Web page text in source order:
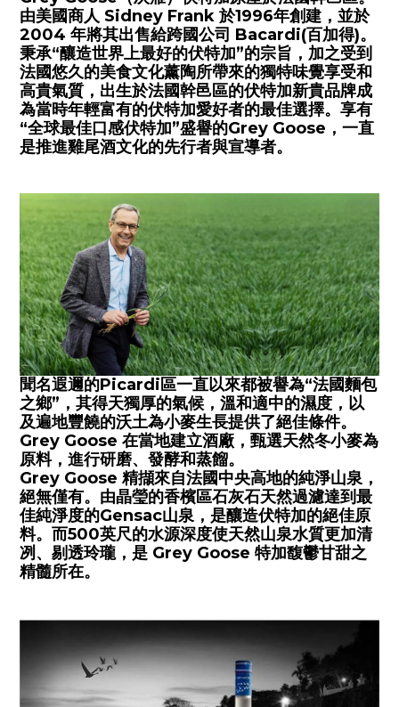
由美國商人 Sidney Frank 於1996年創建，並於
2004 年將其出售給跨國公司 Bacardi(百加得)。
秉承“釀造世界上最好的伏特加”的宗旨，加之受到
法國悠久的美食文化薰陶所帶來的獨特味覺享受和
高貴氣質，出生於法國幹邑區的伏特加新貴品牌成
為當時年輕富有的伏特加愛好者的最佳選擇。享有
“全球最佳口感伏特加”盛譽的Grey Goose，一直
是推進雞尾酒文化的先行者與宣導者。
聞名遐邇的Picardi區一直以來都被譽為“法國麵包
之鄉”，其得天獨厚的氣候，溫和適中的濕度，以
及遍地豐饒的沃土為小麥生長提供了絕佳條件。
Grey Goose 在當地建立酒廠，甄選天然冬小麥為
原料，進行研磨、發酵和蒸餾。
Grey Goose 精擷來自法國中央高地的純淨山泉，
絕無僅有。由晶瑩的香檳區石灰石天然過濾達到最
佳純淨度的Gensac山泉，是釀造伏特加的絕佳原
料。而500英尺的水源深度使天然山泉水質更加清
冽、剔透玲瓏，是 Grey Goose 特加馥鬱甘甜之
精髓所在。